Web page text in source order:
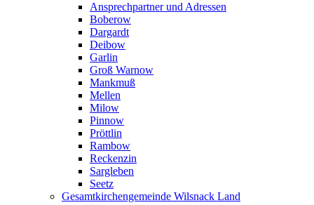
Ansprechpartner und Adressen
Boberow
Dargardt
Deibow
Garlin
Groß Warnow
Mankmuß
Mellen
Milow
Pinnow
Pröttlin
Rambow
Reckenzin
Sargleben
Seetz
Gesamtkirchengemeinde Wilsnack Land